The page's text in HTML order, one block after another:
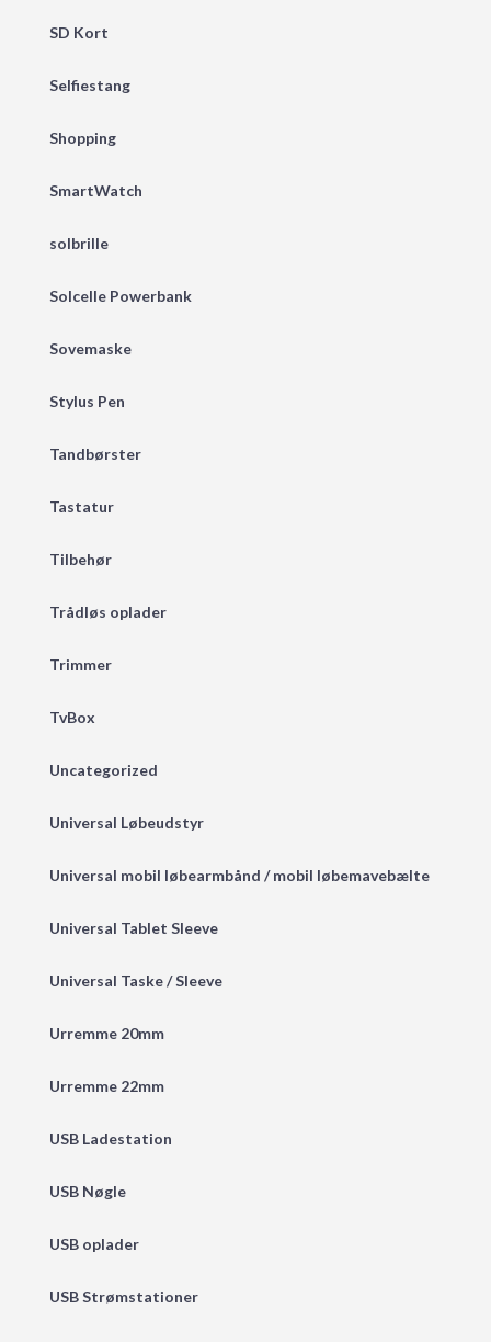
SD Kort
Selfiestang
Shopping
SmartWatch
solbrille
Solcelle Powerbank
Sovemaske
Stylus Pen
Tandbørster
Tastatur
Tilbehør
Trådløs oplader
Trimmer
TvBox
Uncategorized
Universal Løbeudstyr
Universal mobil løbearmbånd / mobil løbemavebælte
Universal Tablet Sleeve
Universal Taske / Sleeve
Urremme 20mm
Urremme 22mm
USB Ladestation
USB Nøgle
USB oplader
USB Strømstationer